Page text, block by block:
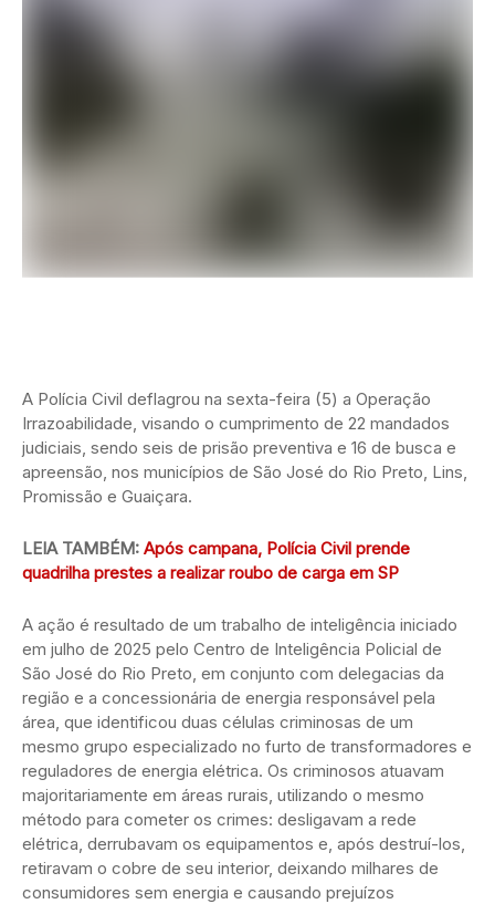
A Polícia Civil deflagrou na sexta-feira (5) a Operação
Irrazoabilidade, visando o cumprimento de 22 mandados
judiciais, sendo seis de prisão preventiva e 16 de busca e
apreensão, nos municípios de São José do Rio Preto, Lins,
Promissão e Guaiçara.
LEIA TAMBÉM: Após campana, Polícia Civil prende
quadrilha prestes a realizar roubo de carga em SP
A ação é resultado de um trabalho de inteligência iniciado
em julho de 2025 pelo Centro de Inteligência Policial de
São José do Rio Preto, em conjunto com delegacias da
região e a concessionária de energia responsável pela
área, que identificou duas células criminosas de um
mesmo grupo especializado no furto de transformadores e
reguladores de energia elétrica. Os criminosos atuavam
majoritariamente em áreas rurais, utilizando o mesmo
método para cometer os crimes: desligavam a rede
elétrica, derrubavam os equipamentos e, após destruí-los,
retiravam o cobre de seu interior, deixando milhares de
consumidores sem energia e causando prejuízos